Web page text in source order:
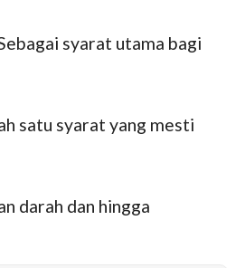
syarat utama bagi
satu syarat yang mesti
darah dan hingga